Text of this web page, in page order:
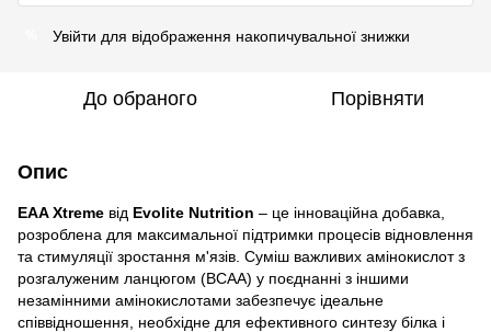
Увійти для відображення накопичувальної знижки
До обраного Порівняти
Опис
EAA Xtreme від Evolite Nutrition – це інноваційна добавка,
розроблена для максимальної підтримки процесів відновлення
та стимуляції зростання м'язів. Суміш важливих амінокислот з
розгалуженим ланцюгом (BCAA) у поєднанні з іншими
незамінними амінокислотами забезпечує ідеальне
співвідношення, необхідне для ефективного синтезу білка і